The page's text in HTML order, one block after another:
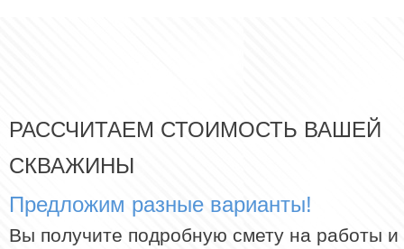
РАССЧИТАЕМ СТОИМОСТЬ ВАШЕЙ
СКВАЖИНЫ
Предложим разные варианты!
Вы получите подробную смету на работы и